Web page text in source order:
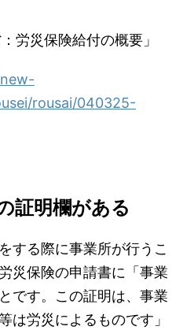
労災保険給付の概要」
rousai/040325-
証明欄がある
する際に事業所が行うこ
災保険の申請書に「事業
です。この証明は、事業
は労災によるものです」